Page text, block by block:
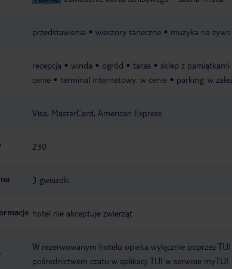
przedstawienia wieczory taneczne muzyka na żywo
recepcja winda ogród taras sklep z pamiątkami
cenie
terminal internetowy: w cenie parking: w
Visa, MasterCard, American Express
230
3 gwiazdki
hotel nie akceptuje zwierząt
W rezerwowanym hotelu opieka wyłącznie poprzez
pośrednictwem czatu w aplikacji TUI w serwisie